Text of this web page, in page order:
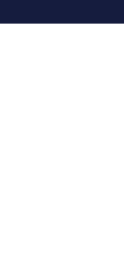
de 2028”
en Venezuela: la detección